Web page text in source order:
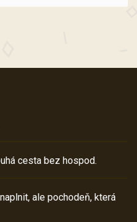
cesta bez hospod.
ale pochodeň, která